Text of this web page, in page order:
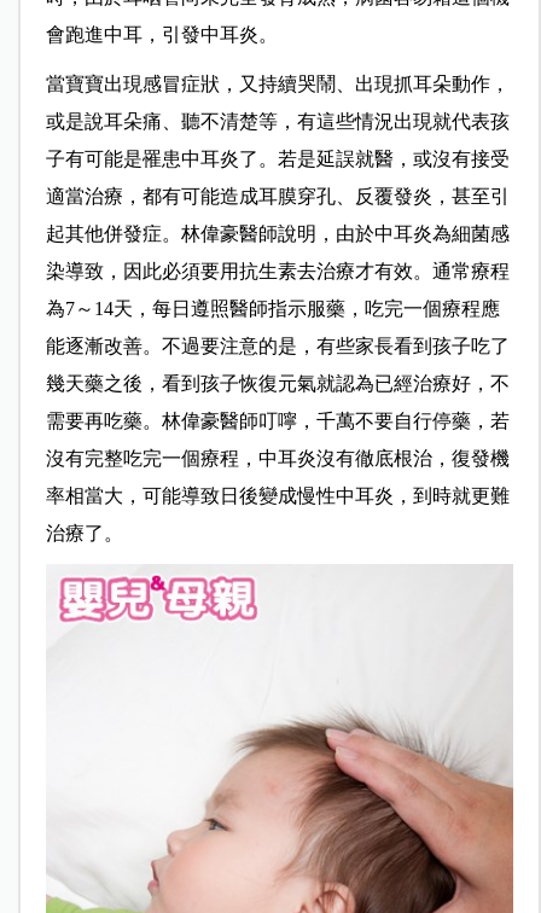
會跑進中耳，引發中耳炎。
當寶寶出現感冒症狀，又持續哭鬧、出現抓耳朵動作，
或是說耳朵痛、聽不清楚等，有這些情況出現就代表孩
子有可能是罹患中耳炎了。若是延誤就醫，或沒有接受
適當治療，都有可能造成耳膜穿孔、反覆發炎，甚至引
起其他併發症。林偉豪醫師說明，由於中耳炎為細菌感
染導致，因此必須要用抗生素去治療才有效。通常療程
為7～14天，每日遵照醫師指示服藥，吃完一個療程應
能逐漸改善。不過要注意的是，有些家長看到孩子吃了
幾天藥之後，看到孩子恢復元氣就認為已經治療好，不
需要再吃藥。林偉豪醫師叮嚀，千萬不要自行停藥，若
沒有完整吃完一個療程，中耳炎沒有徹底根治，復發機
率相當大，可能導致日後變成慢性中耳炎，到時就更難
治療了。